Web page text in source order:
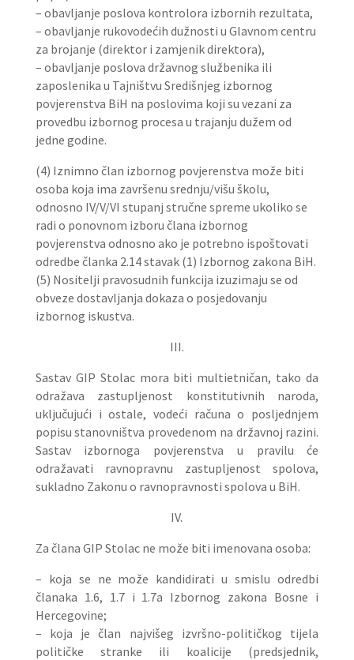
– obavljanje poslova kontrolora izbornih rezultata,
– obavljanje rukovodećih dužnosti u Glavnom centru
za brojanje (direktor i zamjenik direktora),
– obavljanje poslova državnog službenika ili
zaposlenika u Tajništvu Središnjeg izbornog
povjerenstva BiH na poslovima koji su vezani za
provedbu izbornog procesa u trajanju dužem od
jedne godine.
(4) Iznimno član izbornog povjerenstva može biti
osoba koja ima završenu srednju/višu školu,
odnosno IV/V/VI stupanj stručne spreme ukoliko se
radi o ponovnom izboru člana izbornog
povjerenstva odnosno ako je potrebno ispoštovati
odredbe članka 2.14 stavak (1) Izbornog zakona BiH.
(5) Nositelji pravosudnih funkcija izuzimaju se od
obveze dostavljanja dokaza o posjedovanju
izbornog iskustva.
III.
Sastav GIP Stolac mora biti multietničan, tako da
odražava zastupljenost konstitutivnih naroda,
uključujući i ostale, vodeći računa o posljednjem
popisu stanovništva provedenom na državnoj razini.
Sastav izbornoga povjerenstva u pravilu će
odražavati ravnopravnu zastupljenost spolova,
sukladno Zakonu o ravnopravnosti spolova u BiH.
IV.
Za člana GIP Stolac ne može biti imenovana osoba:
– koja se ne može kandidirati u smislu odredbi
članaka 1.6, 1.7 i 1.7a Izbornog zakona Bosne i
Hercegovine;
– koja je član najvišeg izvršno-političkog tijela
političke stranke ili koalicije (predsjednik,